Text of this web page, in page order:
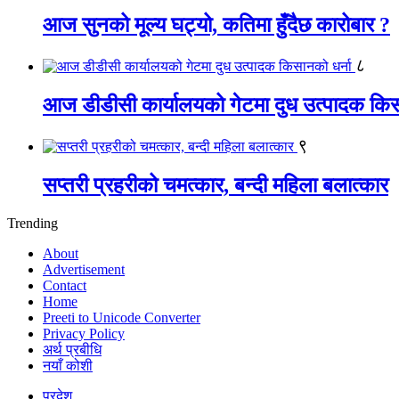
आज सुनको मूल्य घट्यो, कतिमा हुँदैछ कारोबार ?
८
आज डीडीसी कार्यालयको गेटमा दुध उत्पादक
९
सप्तरी प्रहरीको चमत्कार, बन्दी महिला बलात्कार
Trending
About
Advertisement
Contact
Home
Preeti to Unicode Converter
Privacy Policy
अर्थ प्रबीधि
नयाँ कोशी
प्रदेश